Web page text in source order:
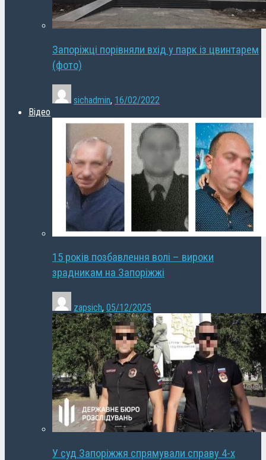
Запоріжці порівняли вхід у парк із цвинтарем
(фото)
sichadmin, 16/02/2022
Відео
15 років позбавлення волі – вироки
зрадникам на Запоріжжі
zapsich, 05/12/2025
У суд Запоріжжя спрямували справу 4-х